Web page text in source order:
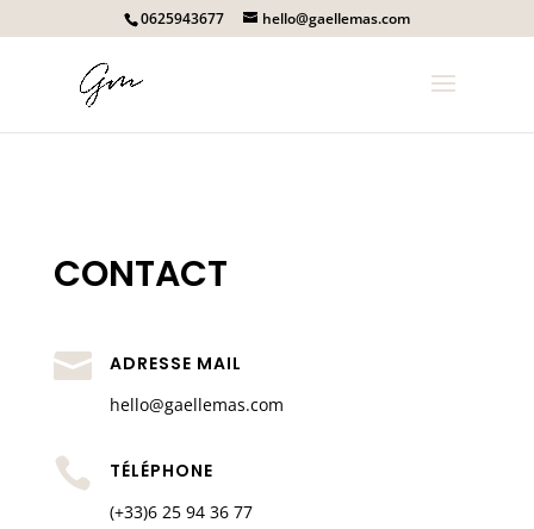
0625943677 hello@gaellemas.com
CONTACT
 ADRESSE MAIL
hello@gaellemas.com
 TÉLÉPHONE
(+33)6 25 94 36 77